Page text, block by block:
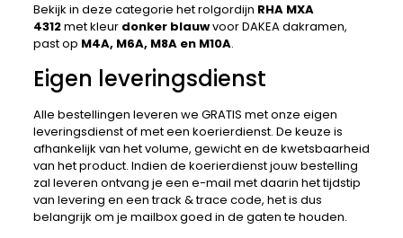
Bekijk in deze categorie het rolgordijn RHA MXA
4312met kleur donker blauwvoor DAKEA dakramen,
past op M4A, M6A, M8A en M10A.
Eigen leveringsdienst
Alle bestellingen leveren we GRATIS met onze eigen
leveringsdienst of met een koerierdienst. De keuze is
afhankelijk van het volume, gewicht en de kwetsbaarheid
van het product. Indien de koerierdienst jouw bestelling
zal leveren ontvang je een e-mail met daarin het tijdstip
van levering en een track & trace code, het is dus
belangrijk om je mailbox goed in de gaten te houden.